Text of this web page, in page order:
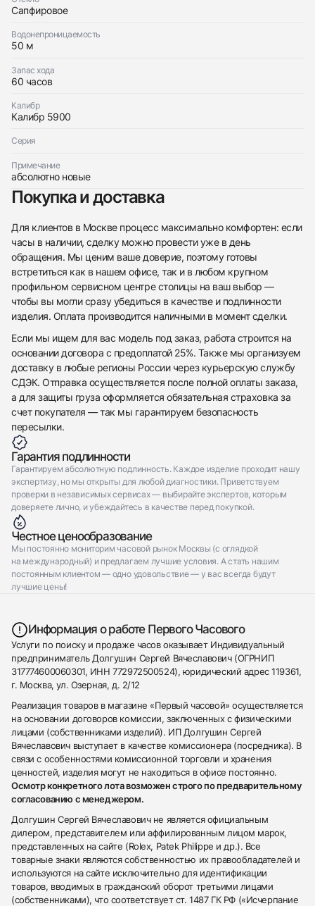
Сапфировое
Водонепроницаемость
50 м
Запас хода
60 часов
Калибр
Калибр 5900
Серия
Примечание
абсолютно новые
Покупка и доставка
Для клиентов в Москве процесс максимально комфортен: если
часы в наличии, сделку можно провести уже в день
обращения. Мы ценим ваше доверие, поэтому готовы
встретиться как в нашем офисе, так и в любом крупном
профильном сервисном центре столицы на ваш выбор —
чтобы вы могли сразу убедиться в качестве и подлинности
изделия. Оплата производится наличными в момент сделки.
Если мы ищем для вас модель под заказ, работа строится на
основании договора с предоплатой 25%. Также мы организуем
доставку в любые регионы России через курьерскую службу
СДЭК. Отправка осуществляется после полной оплаты заказа,
а для защиты груза оформляется обязательная страховка за
счет покупателя — так мы гарантируем безопасность
пересылки.
Гарантия подлинности
Гарантируем абсолютную подлинность. Каждое изделие проходит нашу
экспертизу, но мы открыты для любой диагностики. Приветствуем
проверки в независимых сервисах — выбирайте экспертов, которым
доверяете лично, и убеждайтесь в качестве перед покупкой.
Честное ценообразование
Мы постоянно мониторим часовой рынок Москвы (с оглядкой
на международный) и предлагаем лучшие условия. А стать нашим
постоянным клиентом — одно удовольствие — у вас всегда будут
лучшие цены!
Информация о работе Первого Часового
Услуги по поиску и продаже часов оказывает Индивидуальный
предприниматель Долгушин Сергей Вячеславович (ОГРНИП
317774600060301, ИНН 772972500524), юридический адрес 119361,
г. Москва, ул. Озерная, д. 2/12
Реализация товаров в магазине «Первый часовой» осуществляется
на основании договоров комиссии, заключенных с физическими
лицами (собственниками изделий). ИП Долгушин Сергей
Вячеславович выступает в качестве комиссионера (посредника). В
связи с особенностями комиссионной торговли и хранения
ценностей, изделия могут не находиться в офисе постоянно.
Осмотр конкретного лота возможен строго по предварительному
согласованию с менеджером.
Долгушин Сергей Вячеславович не является официальным
дилером, представителем или аффилированным лицом марок,
представленных на сайте (Rolex, Patek Philippe и др.). Все
товарные знаки являются собственностью их правообладателей и
используются на сайте исключительно для идентификации
товаров, вводимых в гражданский оборот третьими лицами
(собственниками), что соответствует ст. 1487 ГК РФ («Исчерпание